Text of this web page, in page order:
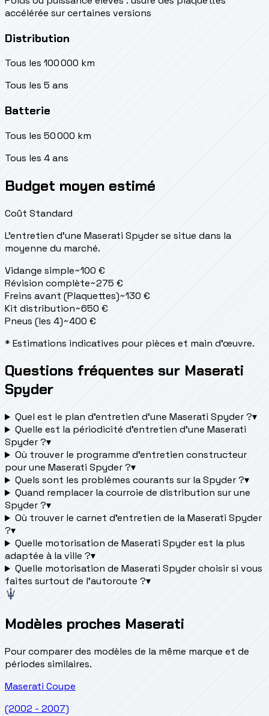
accélérée sur certaines versions
Distribution
Tous les 100 000 km
Tous les 5 ans
Batterie
Tous les 50 000 km
Tous les 4 ans
Budget moyen estimé
Coût Standard
L'entretien d'une Maserati Spyder se situe dans la
moyenne du marché.
Vidange simple~100 €
Révision complète~275 €
Freins avant (Plaquettes)~130 €
Kit distribution~650 €
Pneus (les 4)~400 €
* Estimations indicatives pour pièces et main d'œuvre.
Questions fréquentes sur Maserati
Spyder
Quel est le plan d’entretien d’une Maserati Spyder ?▾
Quelle est la périodicité d’entretien d’une Maserati
Spyder ?▾
Où trouver le programme d’entretien constructeur
pour une Maserati Spyder ?▾
Quels sont les problèmes courants sur la Spyder ?▾
Quand remplacer la courroie de distribution sur une
Spyder ?▾
Où trouver le carnet d'entretien de la Maserati Spyder
?▾
Quelle motorisation de Maserati Spyder est la plus
adaptée à la ville ?▾
Quelle motorisation de Maserati Spyder choisir si vous
faites surtout de l'autoroute ?▾
Modèles proches Maserati
Pour comparer des modèles de la même marque et de
périodes similaires.
Maserati Coupe
(2002 - 2007)